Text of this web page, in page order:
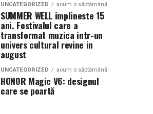
UNCATEGORIZED acum o săptămână
SUMMER WELL implineste 15
ani. Festivalul care a
transformat muzica intr-un
univers cultural revine in
august
UNCATEGORIZED acum o săptămână
HONOR Magic V6: designul
care se poartă